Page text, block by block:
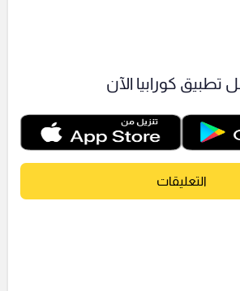
تطبيق كورابيا الآن
التعليقات